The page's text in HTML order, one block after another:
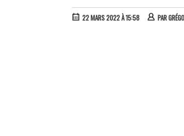
22 MARS 2022 À 15:58 PAR